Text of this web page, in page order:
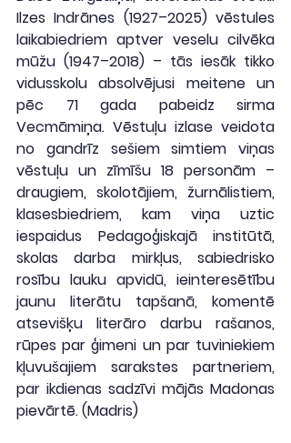
Ilzes Indrānes (1927–2025) vēstules
laikabiedriem aptver veselu cilvēka
mūžu (1947–2018) – tās iesāk tikko
vidusskolu absolvējusi meitene un
pēc 71 gada pabeidz sirma
Vecmāmiņa. Vēstuļu izlase veidota
no gandrīz sešiem simtiem viņas
vēstuļu un zīmīšu 18 personām –
draugiem, skolotājiem, žurnālistiem,
klasesbiedriem, kam viņa uztic
iespaidus Pedagoģiskajā institūtā,
skolas darba mirkļus, sabiedrisko
rosību lauku apvidū, ieinteresētību
jaunu literātu tapšanā, komentē
atsevišķu literāro darbu rašanos,
rūpes par ģimeni un par tuviniekiem
kļuvušajiem sarakstes partneriem,
par ikdienas sadzīvi mājās Madonas
pievārtē. (Madris)